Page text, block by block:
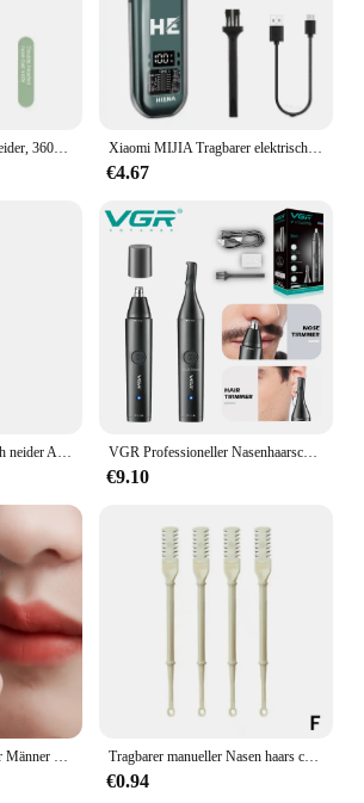
that you look and feel your
Neuester Nasenhaarschneider, 360-Grad-drehbarer Haarschneider, Nasenhaarschneider für Frauen und Männer, sicheres tragbares Handbuch Xiaomi MIJIA Tragbarer elektrischer Nasenhaarschneider, Mini-Tasche, Nasenohren, Haar-Augenbrauenschneider, wiederaufladbarer schmerzloser Haarschneider für Herren
€4.67
Elektrische Nase Haars ch neider Augenbrauen Rasieren Haaren tfernung Rasiermesser Reinigungs maschine VGR Professioneller Nasenhaarschneider Mini-Haarschneider Elektrischer Nasenhaartrimmer 2 in 1 tragbar Haarschneider Wiederaufladbar Wasserdicht V-613
€9.10
Nasen haars ch neider für Männer und Frauen ohne Lärm wasch bar manueller Nasen haars ch neider триммер для носа aparador de pêlos do nariz Tragbarer manueller Nasen haars ch neider, wasch bar für Männer und Frauen mit wasserdichter Doppelkopf-Nasen haaren tfernung
€0.94